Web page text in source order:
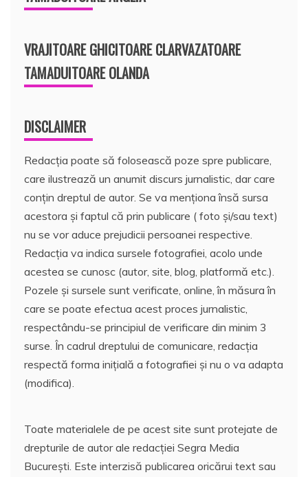
VRAJITOARE GHICITOARE CLARVAZATOARE
TAMADUITOARE OLANDA
DISCLAIMER
Redacția poate să folosească poze spre publicare,
care ilustrează un anumit discurs jurnalistic, dar care
conțin dreptul de autor. Se va menționa însă sursa
acestora și faptul că prin publicare ( foto și/sau text)
nu se vor aduce prejudicii persoanei respective.
Redacția va indica sursele fotografiei, acolo unde
acestea se cunosc (autor, site, blog, platformă etc.).
Pozele și sursele sunt verificate, online, în măsura în
care se poate efectua acest proces jurnalistic,
respectându-se principiul de verificare din minim 3
surse. În cadrul dreptului de comunicare, redacția
respectă forma inițială a fotografiei și nu o va adapta
(modifica).
Toate materialele de pe acest site sunt protejate de
drepturile de autor ale redacției Segra Media
București. Este interzisă publicarea oricărui text sau